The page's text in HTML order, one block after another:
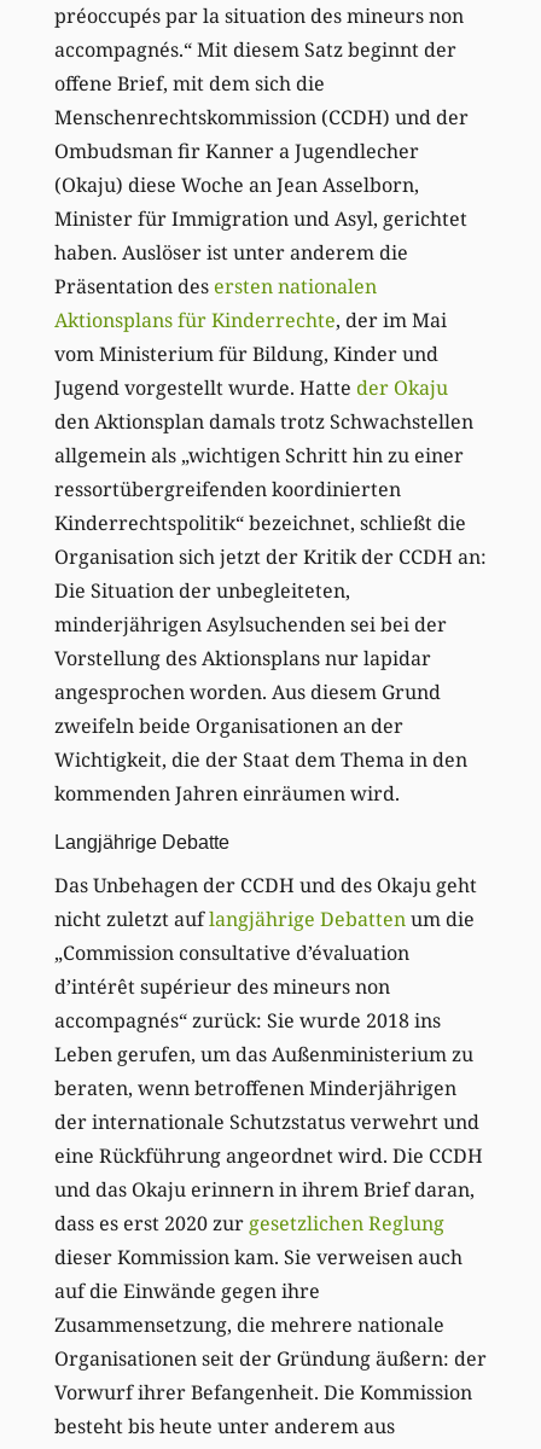
préoccupés par la situation des mineurs non
accompagnés.“ Mit diesem Satz beginnt der
offene Brief, mit dem sich die
Menschenrechtskommission (CCDH) und der
Ombudsman fir Kanner a Jugendlecher
(Okaju) diese Woche an Jean Asselborn,
Minister für Immigration und Asyl, gerichtet
haben. Auslöser ist unter anderem die
Präsentation desersten nationalen
Aktionsplans für Kinderrechte, der im Mai
vom Ministerium für Bildung, Kinder und
Jugend vorgestellt wurde. Hatte der Okaju
den Aktionsplan damals trotz Schwachstellen
allgemein als „wichtigen Schritt hin zu einer
ressortübergreifenden koordinierten
Kinderrechtspolitik“ bezeichnet, schließt die
Organisation sich jetzt der Kritik der CCDH an:
Die Situation der unbegleiteten,
minderjährigen Asylsuchenden sei bei der
Vorstellung des Aktionsplans nur lapidar
angesprochen worden. Aus diesem Grund
zweifeln beide Organisationen an der
Wichtigkeit, die der Staat dem Thema in den
kommenden Jahren einräumen wird.
Langjährige Debatte
Das Unbehagen der CCDH und des Okaju geht
nicht zuletzt auflangjährige Debattenum die
„Commission consultative d’évaluation
d’intérêt supérieur des mineurs non
accompagnés“ zurück: Sie wurde 2018 ins
Leben gerufen, um das Außenministerium zu
beraten, wenn betroffenen Minderjährigen
der internationale Schutzstatus verwehrt und
eine Rückführung angeordnet wird. Die CCDH
und das Okaju erinnern in ihrem Brief daran,
dass es erst 2020 zur gesetzlichen Reglung
dieser Kommission kam. Sie verweisen auch
auf die Einwände gegen ihre
Zusammensetzung, die mehrere nationale
Organisationen seit der Gründung äußern: der
Vorwurf ihrer Befangenheit. Die Kommission
besteht bis heute unter anderem aus